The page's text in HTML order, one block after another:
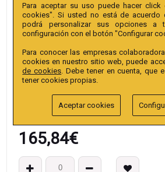
Referencia:238166
Colección
Punta TX Tamper 25mm
EAN13:
165,84€
Para aceptar su uso puede hacer
cookies". Si usted no está de acuerdo
podrá personalizar sus opciones a
configuración con el botón "Configurar
Para conocer las empresas
cookies en nuestro sitio web, puede
de cookies . Debe tener en cuenta, que
tener cookies propias.
Aceptar cookies